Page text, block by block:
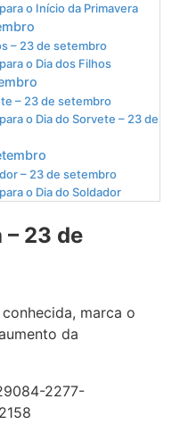
o Início da Primavera
– 23 de setembro
o Dia dos Filhos
– 23 de setembro
o Dia do Sorvete – 23 de
– 23 de setembro
o Dia do Soldador
23 de
marca o
da